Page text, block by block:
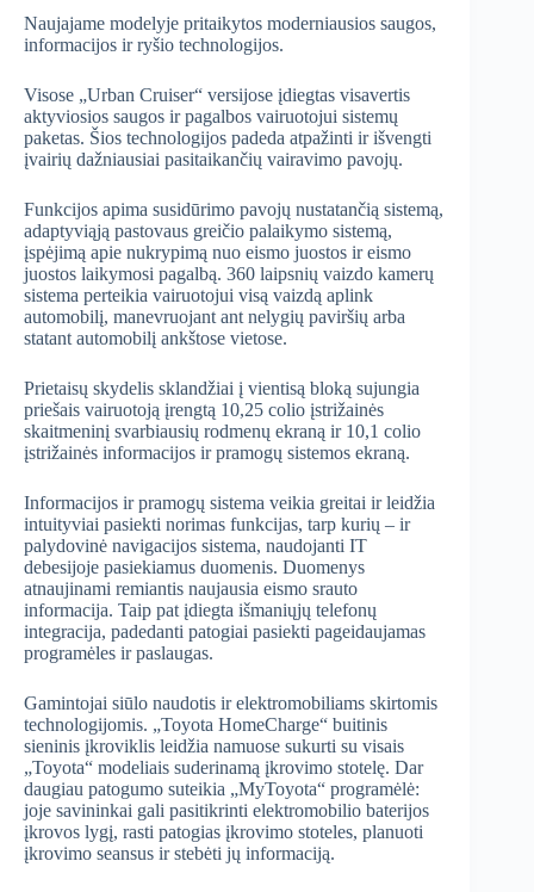
Naujajame modelyje pritaikytos moderniausios saugos,
informacijos ir ryšio technologijos.
Visose „Urban Cruiser“ versijose įdiegtas visavertis
aktyviosios saugos ir pagalbos vairuotojui sistemų
paketas. Šios technologijos padeda atpažinti ir išvengti
įvairių dažniausiai pasitaikančių vairavimo pavojų.
Funkcijos apima susidūrimo pavojų nustatančią sistemą,
adaptyviąją pastovaus greičio palaikymo sistemą,
įspėjimą apie nukrypimą nuo eismo juostos ir eismo
juostos laikymosi pagalbą. 360 laipsnių vaizdo kamerų
sistema perteikia vairuotojui visą vaizdą aplink
automobilį, manevruojant ant nelygių paviršių arba
statant automobilį ankštose vietose.
Prietaisų skydelis sklandžiai į vientisą bloką sujungia
priešais vairuotoją įrengtą 10,25 colio įstrižainės
skaitmeninį svarbiausių rodmenų ekraną ir 10,1 colio
įstrižainės informacijos ir pramogų sistemos ekraną.
Informacijos ir pramogų sistema veikia greitai ir leidžia
intuityviai pasiekti norimas funkcijas, tarp kurių – ir
palydovinė navigacijos sistema, naudojanti IT
debesijoje pasiekiamus duomenis. Duomenys
atnaujinami remiantis naujausia eismo srauto
informacija. Taip pat įdiegta išmaniųjų telefonų
integracija, padedanti patogiai pasiekti pageidaujamas
programėles ir paslaugas.
Gamintojai siūlo naudotis ir elektromobiliams skirtomis
technologijomis. „Toyota HomeCharge“ buitinis
sieninis įkroviklis leidžia namuose sukurti su visais
„Toyota“ modeliais suderinamą įkrovimo stotelę. Dar
daugiau patogumo suteikia „MyToyota“ programėlė:
joje savininkai gali pasitikrinti elektromobilio baterijos
įkrovos lygį, rasti patogias įkrovimo stoteles, planuoti
įkrovimo seansus ir stebėti jų informaciją.